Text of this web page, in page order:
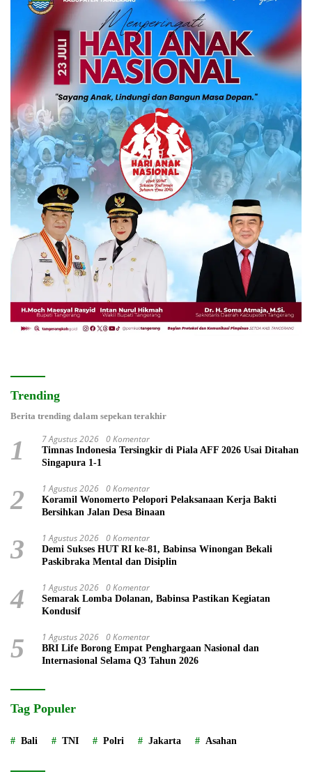
Trending
Berita trending dalam sepekan terakhir
1 7 Agustus 2026 0 Komentar
Timnas Indonesia Tersingkir di Piala AFF 2026 Usai Ditahan
Singapura 1-1
2 1 Agustus 2026 0 Komentar
Koramil Wonomerto Pelopori Pelaksanaan Kerja Bakti
Bersihkan Jalan Desa Binaan
3 1 Agustus 2026 0 Komentar
Demi Sukses HUT RI ke-81, Babinsa Winongan Bekali
Paskibraka Mental dan Disiplin
4 1 Agustus 2026 0 Komentar
Semarak Lomba Dolanan, Babinsa Pastikan Kegiatan
Kondusif
5 1 Agustus 2026 0 Komentar
BRI Life Borong Empat Penghargaan Nasional dan
Internasional Selama Q3 Tahun 2026
Tag Populer
Bali TNI Polri Jakarta Asahan